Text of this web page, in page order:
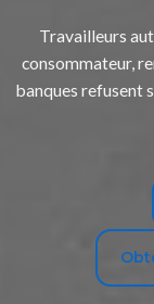
Travailleurs
consommateur,
banques refusent